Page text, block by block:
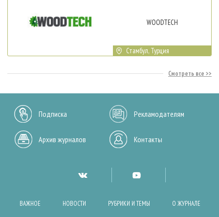
WOODTECH
Стамбул, Турция
Смотреть все
Подписка Рекламодателям
Архив журналов Контакты
ВАЖНОЕ НОВОСТИ РУБРИКИ И ТЕМЫ О ЖУРНАЛЕ